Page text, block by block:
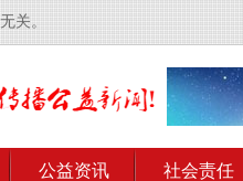
关。
公益资讯 社会责任